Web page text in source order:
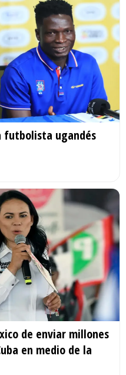
futbolista ugandés
de enviar millones
en medio de la